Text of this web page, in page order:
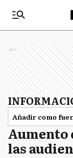
Ads
Añadir como
Aumento
las